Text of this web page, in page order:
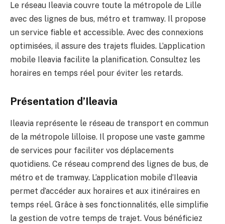
Le réseau Ileavia couvre toute la métropole de Lille
avec des lignes de bus, métro et tramway. Il propose
un service fiable et accessible. Avec des connexions
optimisées, il assure des trajets fluides. L’application
mobile Ileavia facilite la planification. Consultez les
horaires en temps réel pour éviter les retards.
Présentation d’Ileavia
Ileavia représente le réseau de transport en commun
de la métropole lilloise. Il propose une vaste gamme
de services pour faciliter vos déplacements
quotidiens. Ce réseau comprend des lignes de bus, de
métro et de tramway. L’application mobile d’Ileavia
permet d’accéder aux horaires et aux itinéraires en
temps réel. Grâce à ses fonctionnalités, elle simplifie
la gestion de votre temps de trajet. Vous bénéficiez